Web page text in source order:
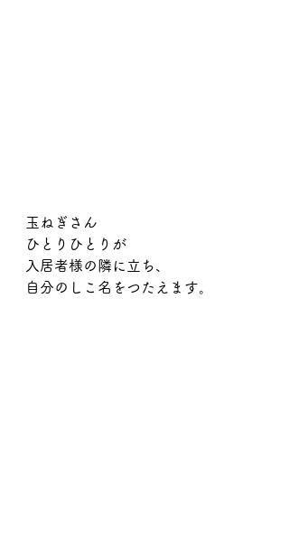
玉ねぎさん
ひとりひとりが
入居者様の隣に立ち、
自分のしこ名をつたえます。